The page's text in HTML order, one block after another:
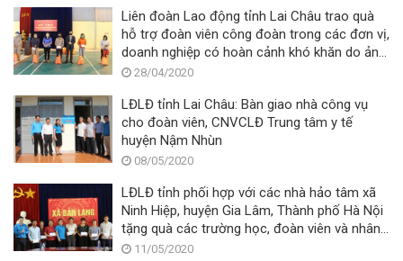
Liên đoàn Lao động tỉnh Lai Châu trao quà
hỗ trợ đoàn viên công đoàn trong các đơn vị,
doanh nghiệp có hoàn cảnh khó khăn do ảnh
hưởng dịch bệnh Covid-19
28/04/2020
LĐLĐ tỉnh Lai Châu: Bàn giao nhà công vụ
cho đoàn viên, CNVCLĐ Trung tâm y tế
huyện Nậm Nhùn
08/05/2020
LĐLĐ tỉnh phối hợp với các nhà hảo tâm xã
Ninh Hiệp, huyện Gia Lâm, Thành phố Hà Nội
tặng quà các trường học, đoàn viên và nhân
dân 03 xã huyện Phong Thổ
11/05/2020